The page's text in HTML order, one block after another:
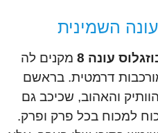
השמינית
עונה 8
מקנים לה
דרמטית. בראשם
והאהוב, שכיכב גם
למכוח בכל פרק ופרק.